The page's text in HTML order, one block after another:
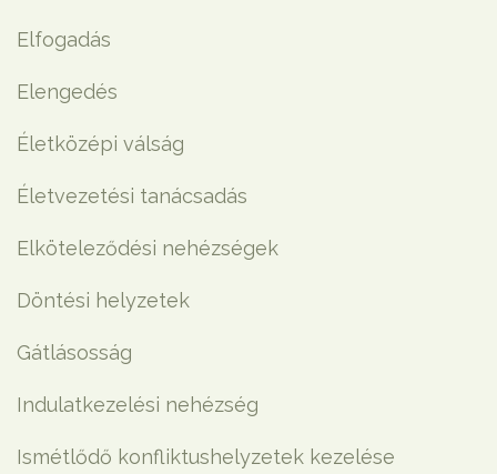
Elfogadás
Elengedés
Életközépi válság
Életvezetési tanácsadás
Elköteleződési nehézségek
Döntési helyzetek
Gátlásosság
Indulatkezelési nehézség
Ismétlődő konfliktushelyzetek kezelése